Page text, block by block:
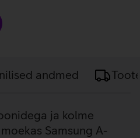
andmed
ja kolme
Samsung A-